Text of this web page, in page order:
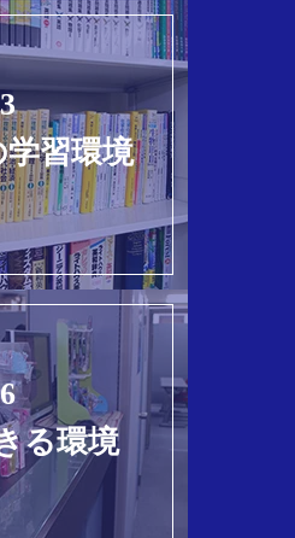
3
習環境
6
る環境